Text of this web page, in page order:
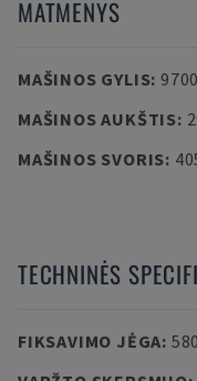
MATMENYS
MAŠINOS GYLIS:
MAŠINOS AUKŠTIS:
MAŠINOS SVORIS:
TECHNINĖS
FIKSAVIMO JĖGA: